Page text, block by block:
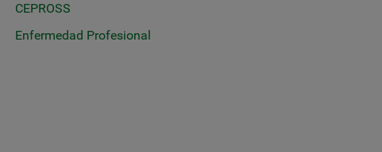
CEPROSS
Enfermedad Profesional